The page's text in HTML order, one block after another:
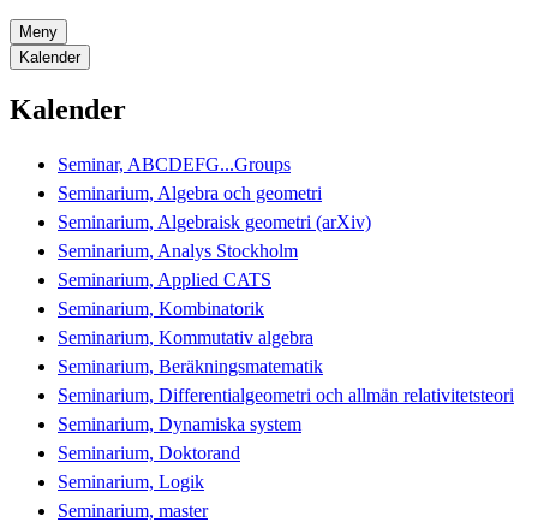
Meny
Kalender
Kalender
Seminar, ABCDEFG...Groups
Seminarium, Algebra och geometri
Seminarium, Algebraisk geometri (arXiv)
Seminarium, Analys Stockholm
Seminarium, Applied CATS
Seminarium, Kombinatorik
Seminarium, Kommutativ algebra
Seminarium, Beräkningsmatematik
Seminarium, Differentialgeometri och allmän relativitetsteori
Seminarium, Dynamiska system
Seminarium, Doktorand
Seminarium, Logik
Seminarium, master